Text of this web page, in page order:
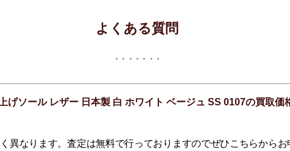
よくある質問
げソール レザー 日本製 白 ホワイト ベージュ SS 0107の買取価
異なります。査定は無料で行っておりますのでぜひこちらからお